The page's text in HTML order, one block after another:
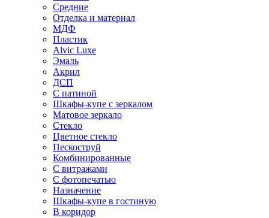
Средние
Отделка и материал
МДФ
Пластик
Alvic Luxe
Эмаль
Акрил
ДСП
С патиной
Шкафы-купе с зеркалом
Матовое зеркало
Стекло
Цветное стекло
Пескоструй
Комбинированные
С витражами
С фотопечатью
Назначение
Шкафы-купе в гостиную
В коридор